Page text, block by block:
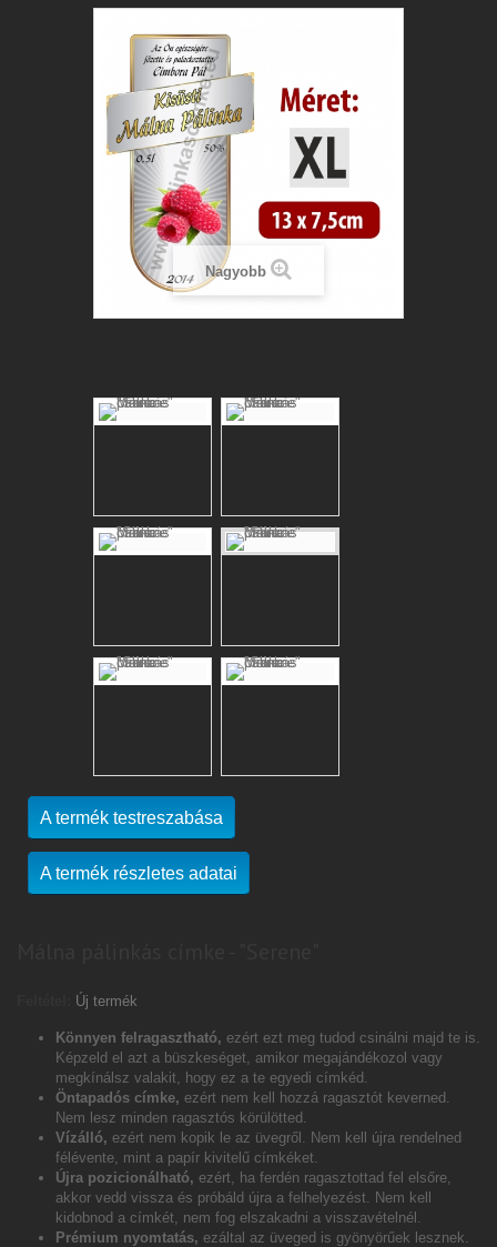
Nagyobb
A termék testreszabása
A termék részletes adatai
Új termék
Könnyen felragasztható, ezért ezt meg tudod csinálni majd te is.
Képzeld el azt a büszkeséget, amikor megajándékozol vagy
megkínálsz valakit, hogy ez a te egyedi címkéd.
Öntapadós címke, ezért nem kell hozzá ragasztót keverned.
Nem lesz minden ragasztós körülötted.
Vízálló, ezért nem kopik le az üvegről. Nem kell újra rendelned
félévente, mint a papír kivitelű címkéket.
Újra pozicionálható, ezért, ha ferdén ragasztottad fel elsőre,
akkor vedd vissza és próbáld újra a felhelyezést. Nem kell
kidobnod a címkét, nem fog elszakadni a visszavételnél.
Prémium nyomtatás, ezáltal az üveged is gyönyörűek lesznek.